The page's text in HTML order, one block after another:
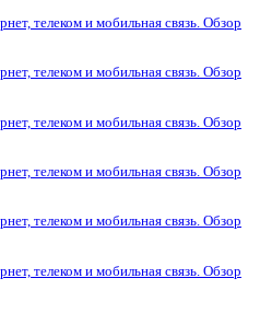
телеком и мобильная связь. Обзор
телеком и мобильная связь. Обзор
телеком и мобильная связь. Обзор
телеком и мобильная связь. Обзор
телеком и мобильная связь. Обзор
телеком и мобильная связь. Обзор